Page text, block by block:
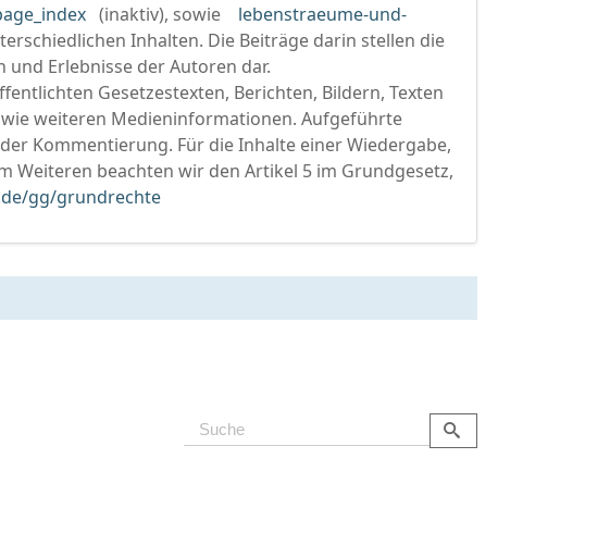
(inaktiv), sowie
lebenstraeume-und-
Inhalten. Die Beiträge darin stellen die
Erlebnisse der Autoren dar.
Gesetzestexten, Berichten, Bildern, Texten
weiteren Medieninformationen. Aufgeführte
Kommentierung. Für die Inhalte einer Wiedergabe,
beachten wir den Artikel 5 im Grundgesetz,
gg/grundrechte